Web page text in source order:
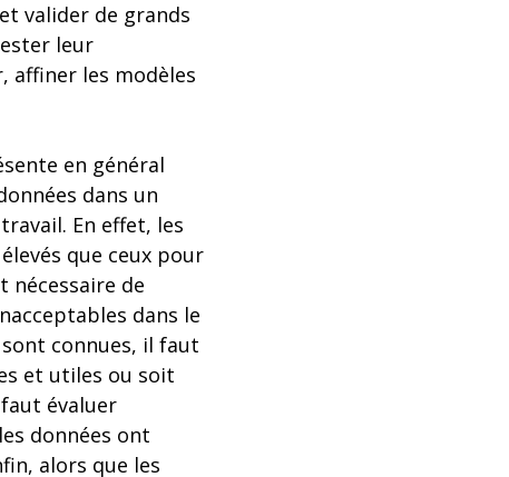
valider de grands
leur
affiner les modèles
en général
dans un
En effet, les
que ceux pour
nécessaire de
dans le
sont connues, il faut
et utiles ou soit
évaluer
données ont
alors que les